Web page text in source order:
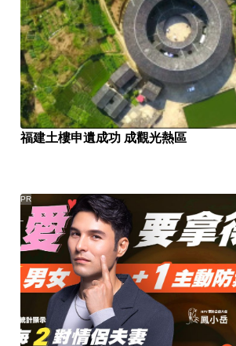
福建土樓申遺成功 成觀光熱區
PR